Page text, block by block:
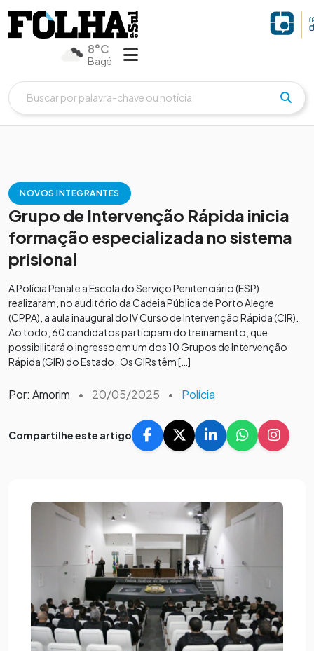
8°C
Bagé
NOVOS INTEGRANTES
Grupo de Intervenção Rápida inicia
formação especializada no sistema
prisional
A Polícia Penal e a Escola do Serviço Penitenciário (ESP)
realizaram, no auditório da Cadeia Pública de Porto Alegre
(CPPA), a aula inaugural do IV Curso de Intervenção Rápida (CIR).
Ao todo, 60 candidatos participam do treinamento, que
possibilitará o ingresso em um dos 10 Grupos de Intervenção
Rápida (GIR) do Estado. Os GIRs têm […]
Por: Amorim • 20/05/2025 • Polícia
Compartilhe este artigo